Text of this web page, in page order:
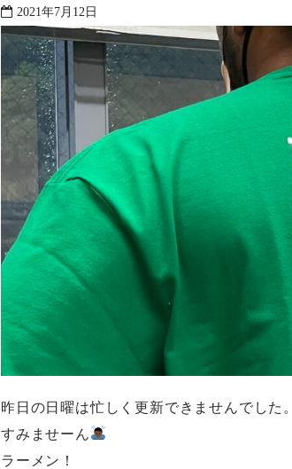
2021年7月12日
昨日の日曜は忙しく更新できませんでした。
すみませーん
ラーメン！